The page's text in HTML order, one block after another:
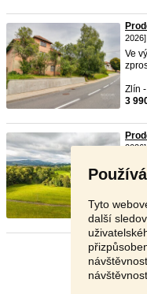
Tyto
další
2026]
Ve
Zlín
3
2026]
2